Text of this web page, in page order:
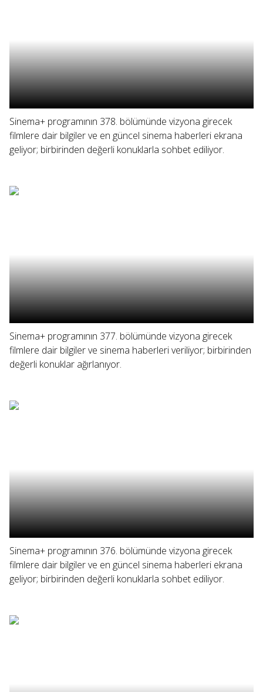
Sinema+ programının 378. bölümünde vizyona girecek
filmlere dair bilgiler ve en güncel sinema haberleri ekrana
geliyor; birbirinden değerli konuklarla sohbet ediliyor.
Sinema+ programının 377. bölümünde vizyona girecek
filmlere dair bilgiler ve sinema haberleri veriliyor; birbirinden
değerli konuklar ağırlanıyor.
Sinema+ programının 376. bölümünde vizyona girecek
filmlere dair bilgiler ve en güncel sinema haberleri ekrana
geliyor; birbirinden değerli konuklarla sohbet ediliyor.